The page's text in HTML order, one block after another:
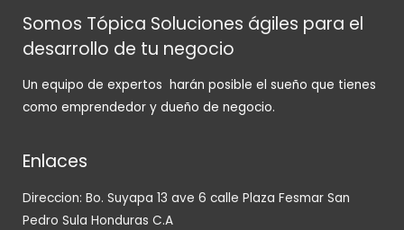
Somos Tópica Soluciones ágiles para el
desarrollo de tu negocio
Un equipo de expertos harán posible el sueño que tienes
como emprendedor y dueño de negocio.
Enlaces
Direccion: Bo. Suyapa 13 ave 6 calle Plaza Fesmar San
Pedro Sula Honduras C.A